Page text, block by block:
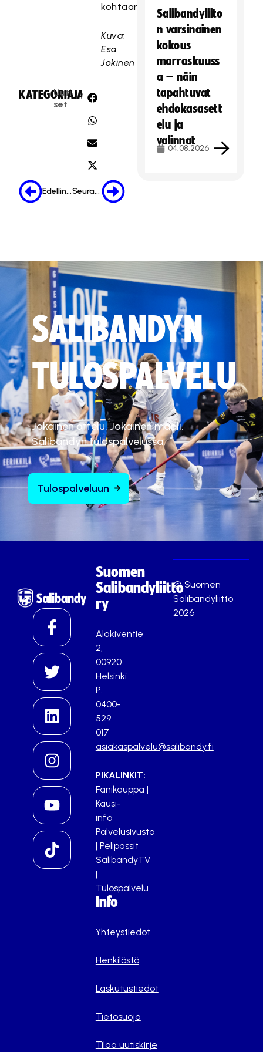
kohtaamisella.
Kuva:
Esa
Jokinen
KATEGORIA:
Uuti
set
JAA:
Edellinen Seuraava
Salibandyliito
n varsinainen
kokous
marraskuuss
a – näin
tapahtuvat
ehdokasasett
elu ja
valinnat
04.08.2026
SALIBANDYN
TULOSPALVELU
Jokainen ottelu. Jokainen maali.
Salibandyn tulospalvelussa.
Tulospalveluun
Suomen
Salibandyliitto
ry
Alakiventie
2,
00920
Helsinki
P.
0400-
529
017
asiakaspalvelu@salibandy.fi
PIKALINKIT:
Fanikauppa |
Kausi-
info
Palvelusivusto
| Pelipassit
SalibandyTV
|
Tulospalvelu
Info
Yhteystiedot
Henkilöstö
Laskutustiedot
Tietosuoja
Tilaa uutiskirje
© Suomen
Salibandyliitto
2026